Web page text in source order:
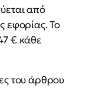
από
εφορίας. Το
€ κάθε
του άρθρου